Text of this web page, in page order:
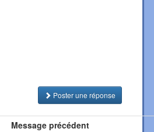
Poster une réponse
Message précédent